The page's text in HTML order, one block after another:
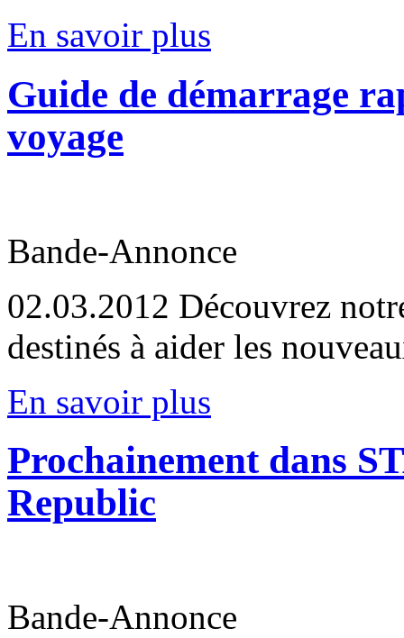
En savoir plus
Guide de démarrage
voyage
Bande-Annonce
02.03.2012 Découvrez
destinés à aider les
En savoir plus
Prochainement dans
Republic
Bande-Annonce